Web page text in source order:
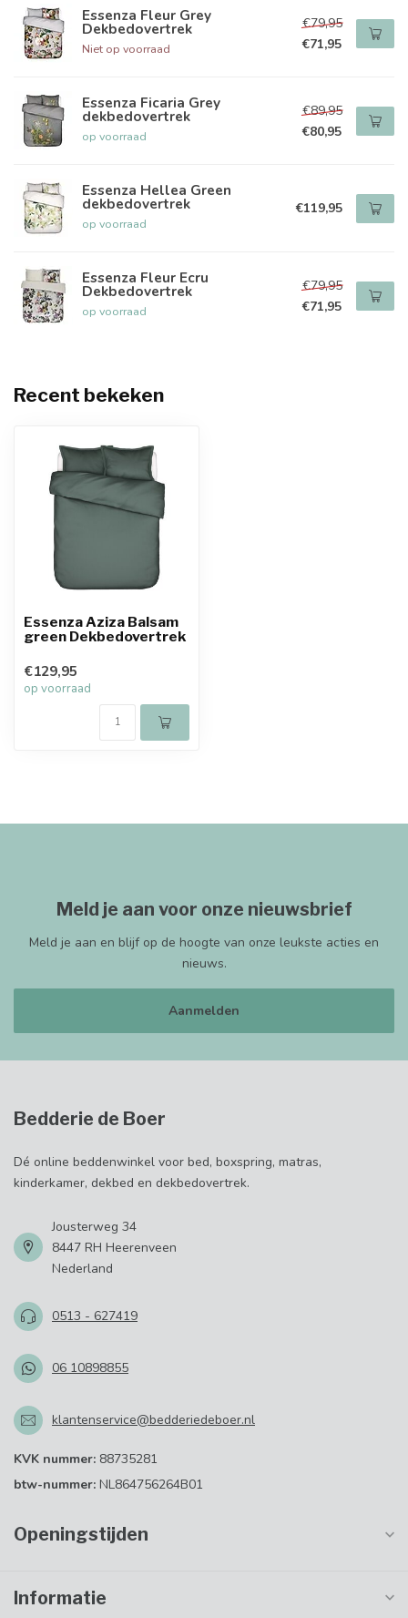
Essenza Fleur Grey
Dekbedovertrek
Niet op voorraad
€79,95
€71,95
Essenza Ficaria Grey
dekbedovertrek
op voorraad
€89,95
€80,95
Essenza Hellea Green
dekbedovertrek
op voorraad
€119,95
Essenza Fleur Ecru
Dekbedovertrek
op voorraad
€79,95
€71,95
Recent bekeken
Essenza Aziza Balsam
green Dekbedovertrek
€129,95
op voorraad
Meld je aan voor onze nieuwsbrief
Meld je aan en blijf op de hoogte van onze leukste acties en
nieuws.
Aanmelden
Bedderie de Boer
Dé online beddenwinkel voor bed, boxspring, matras,
kinderkamer, dekbed en dekbedovertrek.
Jousterweg 34
8447 RH Heerenveen
Nederland
0513 - 627419
06 10898855
klantenservice@bedderiedeboer.nl
KVK nummer: 88735281
btw-nummer: NL864756264B01
Openingstijden
Informatie